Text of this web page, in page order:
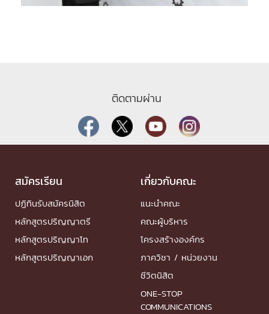
ติดตามผ่าน
สมัครเรียน
ปฏิทินรับสมัครนิสิต
หลักสูตรปริญญาตรี
หลักสูตรปริญญาโท
หลักสูตรปริญญาเอก
เกี่ยวกับคณะ
แนะนำคณะ
คณะผู้บริหาร
โครงสร้างองค์กร
ภาควิชา / หน่วยงาน
ชีวิตนิสิต
ONE-STOP
COMMUNICATIONS